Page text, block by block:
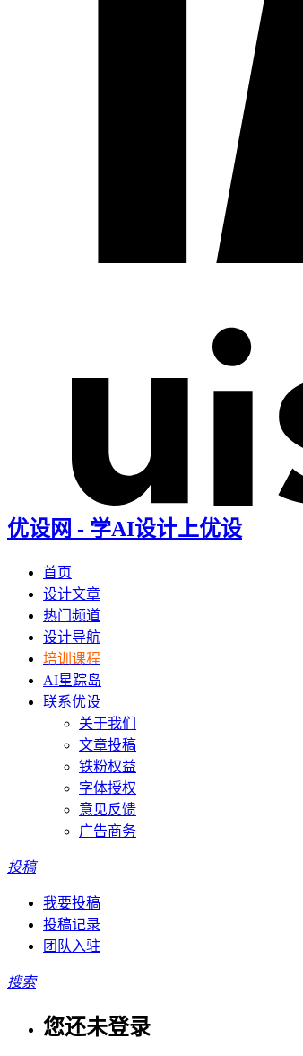
优设网 - 学AI设计上优设
首页
设计文章
热门频道
设计导航
培训课程
AI星踪岛
联系优设
关于我们
文章投稿
铁粉权益
字体授权
意见反馈
广告商务
投稿
我要投稿
投稿记录
团队入驻
搜索
您还未登录